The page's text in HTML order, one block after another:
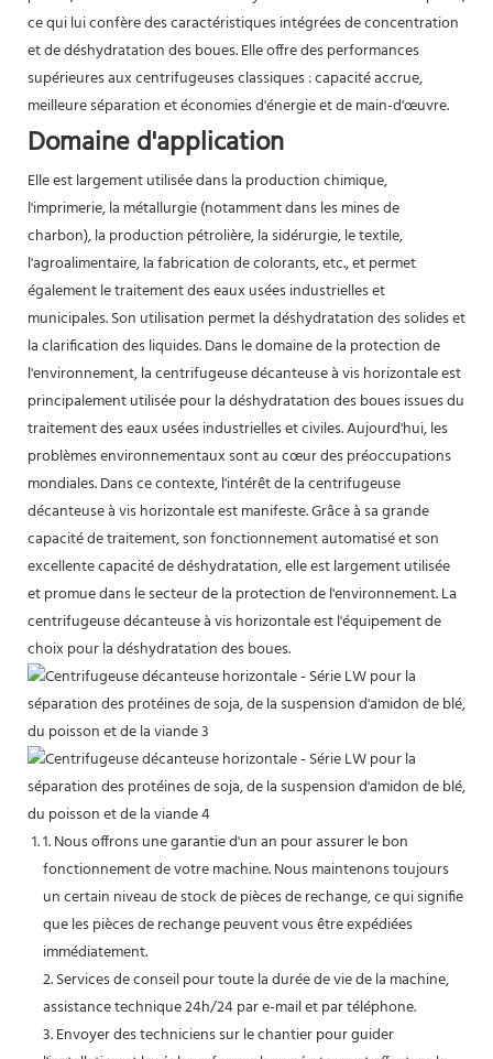
ce qui lui confère des caractéristiques intégrées de concentration
et de déshydratation des boues. Elle offre des performances
supérieures aux centrifugeuses classiques : capacité accrue,
meilleure séparation et économies d'énergie et de main-d'œuvre.
Domaine d'application
Elle est largement utilisée dans la production chimique,
l'imprimerie, la métallurgie (notamment dans les mines de
charbon), la production pétrolière, la sidérurgie, le textile,
l'agroalimentaire, la fabrication de colorants, etc., et permet
également le traitement des eaux usées industrielles et
municipales. Son utilisation permet la déshydratation des solides et
la clarification des liquides. Dans le domaine de la protection de
l'environnement, la centrifugeuse décanteuse à vis horizontale est
principalement utilisée pour la déshydratation des boues issues du
traitement des eaux usées industrielles et civiles. Aujourd'hui, les
problèmes environnementaux sont au cœur des préoccupations
mondiales. Dans ce contexte, l'intérêt de la centrifugeuse
décanteuse à vis horizontale est manifeste. Grâce à sa grande
capacité de traitement, son fonctionnement automatisé et son
excellente capacité de déshydratation, elle est largement utilisée
et promue dans le secteur de la protection de l'environnement. La
centrifugeuse décanteuse à vis horizontale est l'équipement de
choix pour la déshydratation des boues.
1. Nous offrons une garantie d'un an pour assurer le bon
fonctionnement de votre machine. Nous maintenons toujours
un certain niveau de stock de pièces de rechange, ce qui signifie
que les pièces de rechange peuvent vous être expédiées
immédiatement.
2. Services de conseil pour toute la durée de vie de la machine,
assistance technique 24h/24 par e-mail et par téléphone.
3. Envoyer des techniciens sur le chantier pour guider